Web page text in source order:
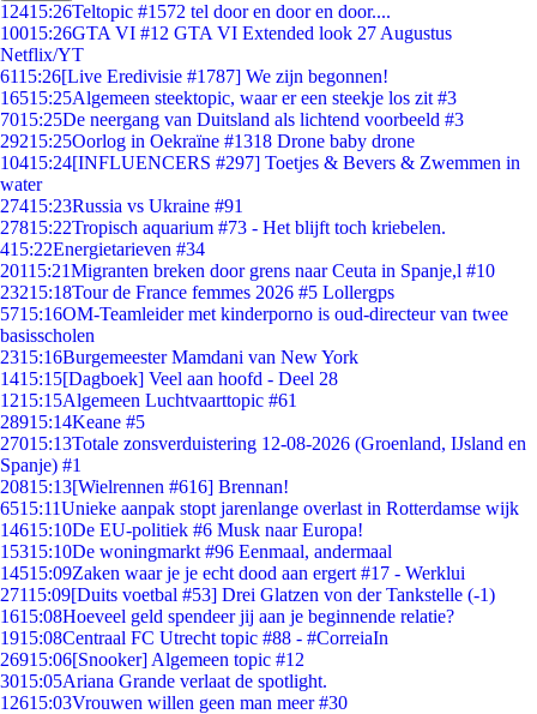
12415:26Teltopic #1572 tel door en door en door....
10015:26GTA VI #12 GTA VI Extended look 27 Augustus
Netflix/YT
6115:26[Live Eredivisie #1787] We zijn begonnen!
16515:25Algemeen steektopic, waar er een steekje los zit #3
7015:25De neergang van Duitsland als lichtend voorbeeld #3
29215:25Oorlog in Oekraïne #1318 Drone baby drone
10415:24[INFLUENCERS #297] Toetjes & Bevers & Zwemmen in
water
27415:23Russia vs Ukraine #91
27815:22Tropisch aquarium #73 - Het blijft toch kriebelen.
415:22Energietarieven #34
20115:21Migranten breken door grens naar Ceuta in Spanje,l #10
23215:18Tour de France femmes 2026 #5 Lollergps
5715:16OM-Teamleider met kinderporno is oud-directeur van twee
basisscholen
2315:16Burgemeester Mamdani van New York
1415:15[Dagboek] Veel aan hoofd - Deel 28
1215:15Algemeen Luchtvaarttopic #61
28915:14Keane #5
27015:13Totale zonsverduistering 12-08-2026 (Groenland, IJsland en
Spanje) #1
20815:13[Wielrennen #616] Brennan!
6515:11Unieke aanpak stopt jarenlange overlast in Rotterdamse wijk
14615:10De EU-politiek #6 Musk naar Europa!
15315:10De woningmarkt #96 Eenmaal, andermaal
14515:09Zaken waar je je echt dood aan ergert #17 - Werklui
27115:09[Duits voetbal #53] Drei Glatzen von der Tankstelle (-1)
1615:08Hoeveel geld spendeer jij aan je beginnende relatie?
1915:08Centraal FC Utrecht topic #88 - #CorreiaIn
26915:06[Snooker] Algemeen topic #12
3015:05Ariana Grande verlaat de spotlight.
12615:03Vrouwen willen geen man meer #30